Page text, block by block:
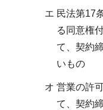
エ 民法第17
る同意権
て、契約
いもの
オ 営業の許
て、契約